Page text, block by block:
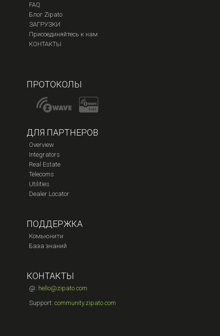
FAQ
Блог Zipato
ЗАГРУЗКИ
Присоединяйтесь к нам
КОНТАКТЫ
ПРОТОКОЛЫ
ДЛЯ ПАРТНЕРОВ
Overview
Integrators
Real Estate
Telecoms
Utilities
Dealer Locator
ПОДДЕРЖКА
Комьюнити
База знаний
КОНТАКТЫ
@: hello@zipato.com
Support: community.zipato.com